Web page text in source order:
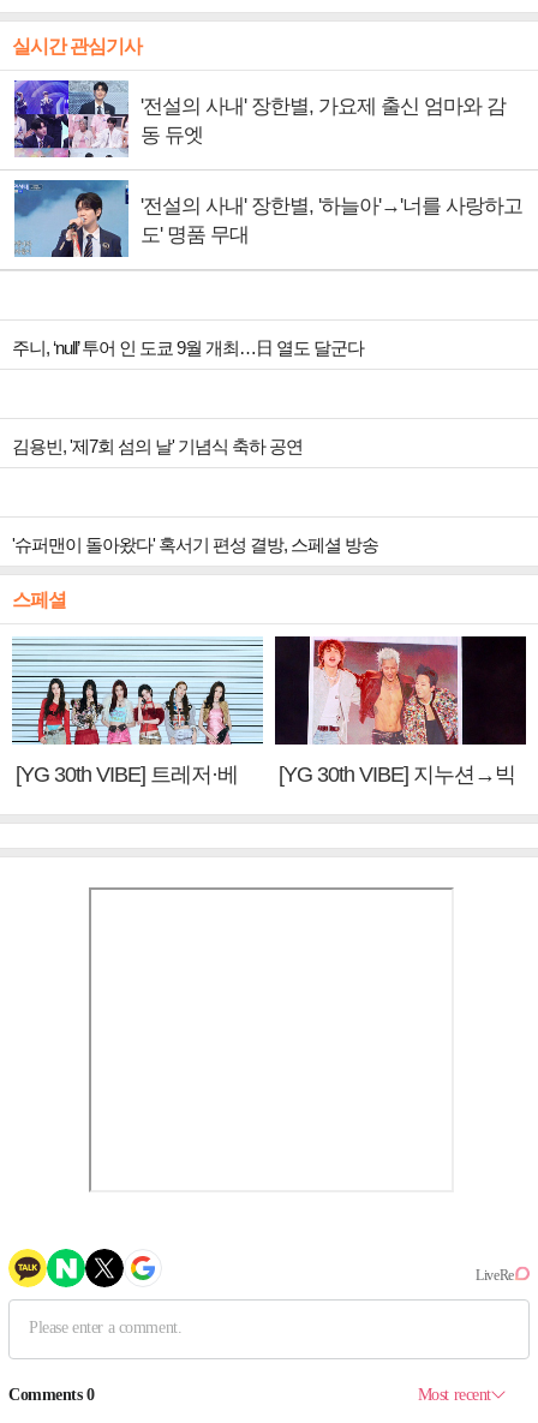
실시간 관심기사
'전설의 사내' 장한별, 가요제 출신 엄마와 감
동 듀엣
'전설의 사내' 장한별, '하늘아'→'너를 사랑하고
도' 명품 무대
주니, ‘null’ 투어 인 도쿄 9월 개최…日 열도 달군다
김용빈, '제7회 섬의 날' 기념식 축하 공연
'슈퍼맨이 돌아왔다' 혹서기 편성 결방, 스페셜 방송
스페셜
[YG 30th VIBE] 트레저·베
[YG 30th VIBE] 지누션→빅